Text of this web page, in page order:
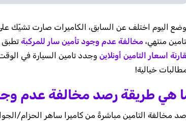
اليوم اختلف عن السابق، الكاميرات صارت تشيّك
منتهي،مخالفة عدم وجود تأمين سار للمركبة تطبق
اسعار التامين أونلاين
خيالية!
هي طريقة رصد مخالفة عدم
مخالفة التامين مباشرةً من كاميرا ساهر الحزام/